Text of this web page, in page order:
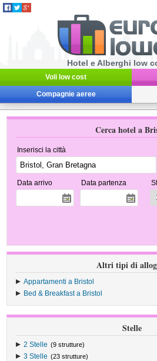
Hotel e Alberghi low
Voli low cost
Compagnie aeree
Cerca hotel a
Inserisci la città
Data arrivo Data partenza
Altri tipi di
Appartamenti a Bristol
Bed & Breakfast a Bristol
Stelle
2 Stelle (9 strutture)
3 Stelle (23 strutture)